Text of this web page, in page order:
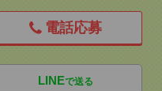
電話応募
LINEで送る